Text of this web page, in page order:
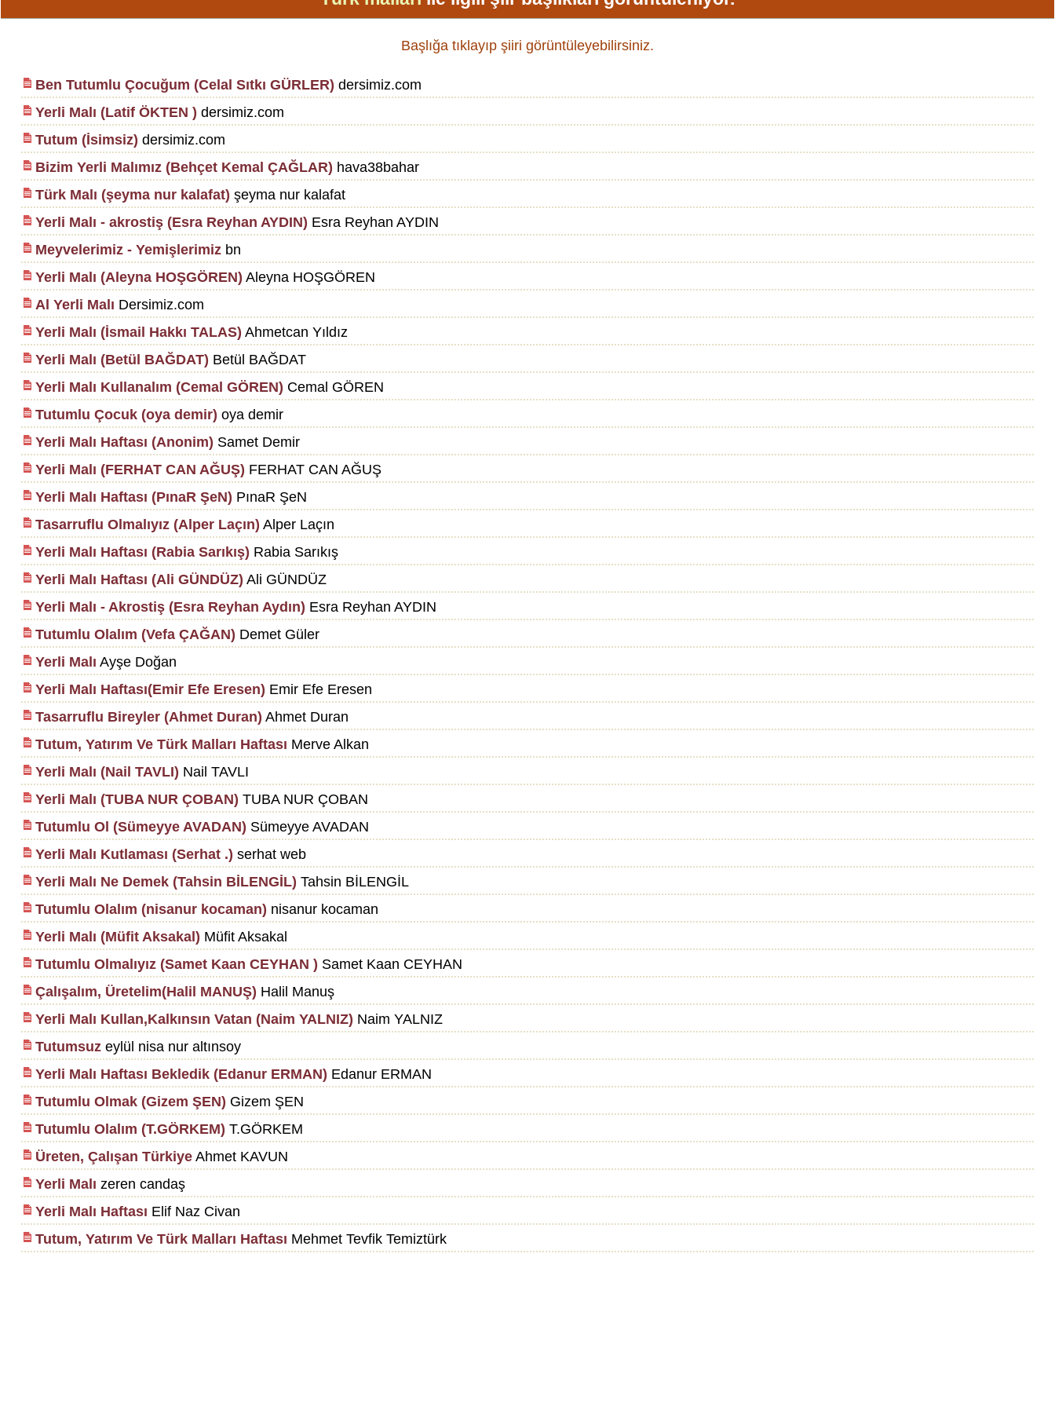
Başlığa tıklayıp şiiri görüntüleyebilirsiniz.
Ben Tutumlu Çocuğum (Celal Sıtkı GÜRLER) dersimiz.com
Yerli Malı (Latif ÖKTEN ) dersimiz.com
Tutum (İsimsiz) dersimiz.com
Bizim Yerli Malımız (Behçet Kemal ÇAĞLAR) hava38bahar
Türk Malı (şeyma nur kalafat) şeyma nur kalafat
Yerli Malı - akrostiş (Esra Reyhan AYDIN) Esra Reyhan AYDIN
Meyvelerimiz - Yemişlerimizbn
Yerli Malı (Aleyna HOŞGÖREN) Aleyna HOŞGÖREN
Al Yerli Malı Dersimiz.com
Yerli Malı (İsmail Hakkı TALAS) Ahmetcan Yıldız
Yerli Malı (Betül BAĞDAT) Betül BAĞDAT
Yerli Malı Kullanalım (Cemal GÖREN) Cemal GÖREN
Tutumlu Çocuk (oya demir) oya demir
Yerli Malı Haftası (Anonim) Samet Demir
Yerli Malı (FERHAT CAN AĞUŞ) FERHAT CAN AĞUŞ
Yerli Malı Haftası (PınaR ŞeN) PınaR ŞeN
Tasarruflu Olmalıyız (Alper Laçın) Alper Laçın
Yerli Malı Haftası (Rabia Sarıkış) Rabia Sarıkış
Yerli Malı Haftası (Ali GÜNDÜZ) Ali GÜNDÜZ
Yerli Malı - Akrostiş (Esra Reyhan Aydın) Esra Reyhan AYDIN
Tutumlu Olalım (Vefa ÇAĞAN) Demet Güler
Yerli Malı Ayşe Doğan
Yerli Malı Haftası(Emir Efe Eresen) Emir Efe Eresen
Tasarruflu Bireyler (Ahmet Duran) Ahmet Duran
Tutum, Yatırım Ve Türk Malları Haftası Merve Alkan
Yerli Malı (Nail TAVLI) Nail TAVLI
Yerli Malı (TUBA NUR ÇOBAN) TUBA NUR ÇOBAN
Tutumlu Ol (Sümeyye AVADAN) Sümeyye AVADAN
Yerli Malı Kutlaması (Serhat .) serhat web
Yerli Malı Ne Demek (Tahsin BİLENGİL) Tahsin BİLENGİL
Tutumlu Olalım (nisanur kocaman) nisanur kocaman
Yerli Malı (Müfit Aksakal) Müfit Aksakal
Tutumlu Olmalıyız (Samet Kaan CEYHAN ) Samet Kaan CEYHAN
Çalışalım, Üretelim(Halil MANUŞ) Halil Manuş
Yerli Malı Kullan,Kalkınsın Vatan (Naim YALNIZ) Naim YALNIZ
Tutumsuzeylül nisa nur altınsoy
Yerli Malı Haftası Bekledik (Edanur ERMAN) Edanur ERMAN
Tutumlu Olmak (Gizem ŞEN) Gizem ŞEN
Tutumlu Olalım (T.GÖRKEM) T.GÖRKEM
Üreten, Çalışan TürkiyeAhmet KAVUN
Yerli Malı zeren candaş
Yerli Malı Haftası Elif Naz Civan
Tutum, Yatırım Ve Türk Malları Haftası Mehmet Tevfik Temiztürk